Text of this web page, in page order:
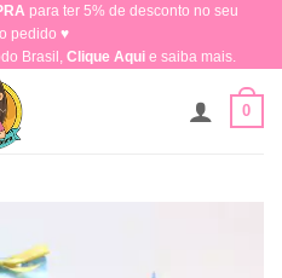
para ter 5% de desconto no seu
pedido ♥​
Brasil, Clique Aquie saiba mais.
0